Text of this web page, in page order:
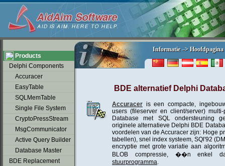
Products
Delphi Components
Accuracer
EasyTable
SQLMemTable
Single File System
CryptoPressStream
MsgCommunicator
Active Query Builder
Database Master
BDE Replacement
soap2day
Informatie –> Hoofdpagina
Informatie –> Hoofdpagina
BDE alternatief Delphi
Accuracer is een compacte,
users (fileserver en client/server)
Database met SQL ondersteuning
originele alternatieve Delphi BDE
voordelen van de Accuracer zijn: Hoge
tabellen), snel index systeem, SQl'92
encryptie met grote variatie aan
BLOB compressie, ��n enkel
stuurprogramma.